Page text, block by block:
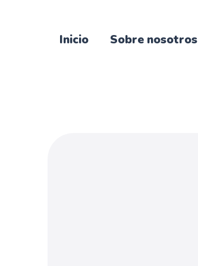
Inicio Sobre nosotros